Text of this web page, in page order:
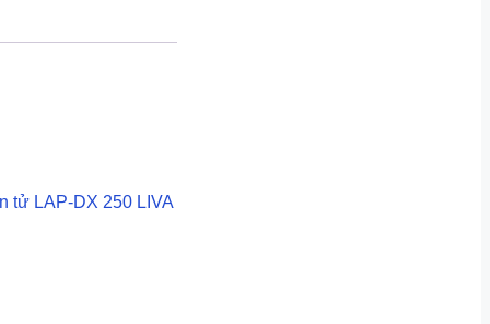
tử LAP-DX 250 LIVA